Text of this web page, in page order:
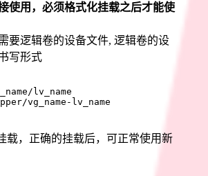
使用，必须格式化挂载之后才能使
要逻辑卷的设备文件, 逻辑卷的设
写形式
lv_name
vg_name-lv_name
载，正确的挂载后，可正常使用新